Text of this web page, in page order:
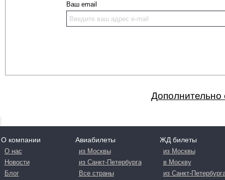
Ваш email
Дополнительно
О компании
О нас
Новости
Блог
Авиабилеты
из Москвы
из Санкт-Петербурга
Все страны
ЖД билеты
из Москвы
в Москву
из Санкт-